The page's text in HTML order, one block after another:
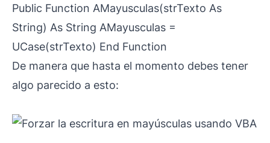
Public Function AMayusculas(strTexto As
String) As String AMayusculas =
UCase(strTexto) End Function
De manera que hasta el momento debes tener
algo parecido a esto: